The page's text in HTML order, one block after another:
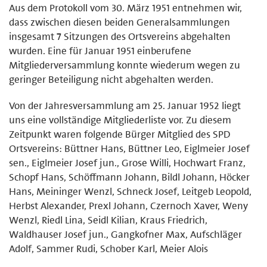
Aus dem Protokoll vom 30. März 1951 entnehmen wir,
dass zwischen diesen beiden Generalsammlungen
insgesamt 7 Sitzungen des Ortsvereins abgehalten
wurden. Eine für Januar 1951 einberufene
Mitgliederversammlung konnte wiederum wegen zu
geringer Beteiligung nicht abgehalten werden.
Von der Jahresversammlung am 25. Januar 1952 liegt
uns eine vollständige Mitgliederliste vor. Zu diesem
Zeitpunkt waren folgende Bürger Mitglied des SPD
Ortsvereins: Büttner Hans, Büttner Leo, Eiglmeier Josef
sen., Eiglmeier Josef jun., Grose Willi, Hochwart Franz,
Schopf Hans, Schöffmann Johann, Bildl Johann, Höcker
Hans, Meininger Wenzl, Schneck Josef, Leitgeb Leopold,
Herbst Alexander, Prexl Johann, Czernoch Xaver, Weny
Wenzl, Riedl Lina, Seidl Kilian, Kraus Friedrich,
Waldhauser Josef jun., Gangkofner Max, Aufschläger
Adolf, Sammer Rudi, Schober Karl, Meier Alois